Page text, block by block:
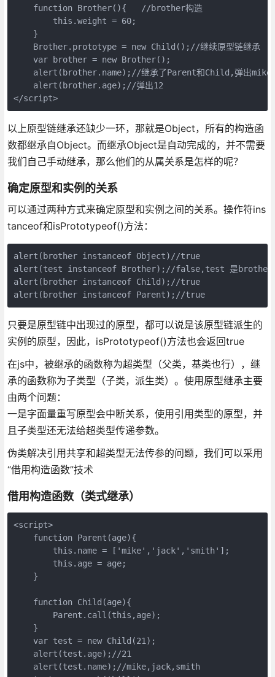
    function Brother(){   //brother构造
        this.weight = 60;
    }
    Brother.prototype = new Child();//继续原型链继承
    var brother = new Brother();
    alert(brother.name);//继承了Parent和Child,弹出mike
    alert(brother.age);//弹出12
</script>
以上原型链继承还缺少一环，那就是Object，所有的构造函
数都继承自Object。而继承Object是自动完成的，并不需要
我们自己手动继承，那么他们的从属关系是怎样的呢？
确定原型和实例的关系
可以通过两种方式来确定原型和实例之间的关系。操作符ins
tanceof和isPrototypeof()方法：
alert(brother instanceof Object)//true
alert(test instanceof Brother);//false,test 是brother
alert(brother instanceof Child);//true
alert(brother instanceof Parent);//true
只要是原型链中出现过的原型，都可以说是该原型链派生的
实例的原型，因此，isPrototypeof()方法也会返回true
在js中，被继承的函数称为超类型（父类，基类也行），继
承的函数称为子类型（子类，派生类）。使用原型继承主要
由两个问题：
一是字面量重写原型会中断关系，使用引用类型的原型，并
且子类型还无法给超类型传递参数。
伪类解决引用共享和超类型无法传参的问题，我们可以采用
“借用构造函数”技术
借用构造函数（类式继承）
<script>
    function Parent(age){
        this.name = ['mike','jack','smith'];
        this.age = age;
    }
    function Child(age){
        Parent.call(this,age);
    }
    var test = new Child(21);
    alert(test.age);//21
    alert(test.name);//mike,jack,smith